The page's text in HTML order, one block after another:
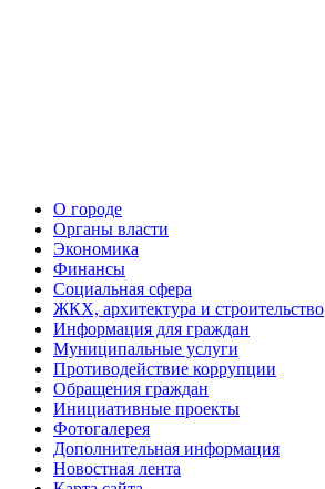
О городе
Органы власти
Экономика
Финансы
Социальная сфера
ЖКХ, архитектура и строительство
Информация для граждан
Муниципальные услуги
Противодействие коррупции
Обращения граждан
Инициативные проекты
Фотогалерея
Дополнительная информация
Новостная лента